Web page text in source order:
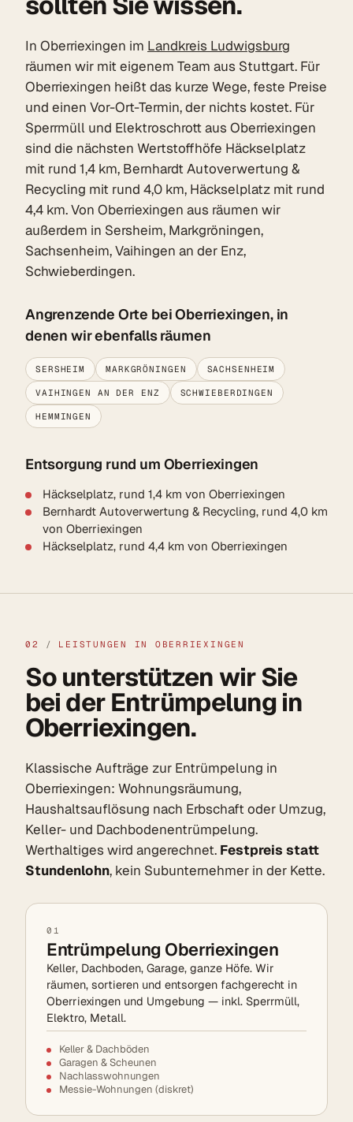
In Oberriexingen im Landkreis Ludwigsburg
räumen wir mit eigenem Team aus Stuttgart. Für
Oberriexingen heißt das kurze Wege, feste Preise
und einen Vor-Ort-Termin, der nichts kostet. Für
Sperrmüll und Elektroschrott aus Oberriexingen
sind die nächsten Wertstoffhöfe Häckselplatz
mit rund 1,4 km, Bernhardt Autoverwertung &
Recycling mit rund 4,0 km, Häckselplatz mit rund
4,4 km. Von Oberriexingen aus räumen wir
außerdem in Sersheim, Markgröningen,
Sachsenheim, Vaihingen an der Enz,
Schwieberdingen.
Angrenzende Orte bei Oberriexingen, in
denen wir ebenfalls räumen
SERSHEIM MARKGRÖNINGEN SACHSENHEIM
VAIHINGEN AN DER ENZ SCHWIEBERDINGEN
HEMMINGEN
Entsorgung rund um Oberriexingen
Häckselplatz, rund 1,4 km von Oberriexingen
Bernhardt Autoverwertung & Recycling, rund 4,0 km
von Oberriexingen
Häckselplatz, rund 4,4 km von Oberriexingen
02 / LEISTUNGEN IN OBERRIEXINGEN
So unterstützen wir Sie
bei der Entrümpelung in
Oberriexingen.
Klassische Aufträge zur Entrümpelung in
Oberriexingen: Wohnungsräumung,
Haushaltsauflösung nach Erbschaft oder Umzug,
Keller- und Dachbodenentrümpelung.
Werthaltiges wird angerechnet. Festpreis statt
Stundenlohn, kein Subunternehmer in der Kette.
01
Entrümpelung Oberriexingen
Keller, Dachboden, Garage, ganze Höfe. Wir
räumen, sortieren und entsorgen fachgerecht in
Oberriexingen und Umgebung — inkl. Sperrmüll,
Elektro, Metall.
Keller & Dachböden
Garagen & Scheunen
Nachlasswohnungen
Messie-Wohnungen (diskret)